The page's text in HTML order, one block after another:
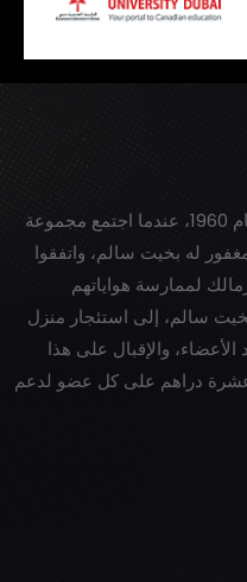
يعود تاريخ تأسيس نادي الوصل إلى عام 1960، عندما اجتمع مجموعة
له بخيت سالم، واتفقوا
لممارسة هواياتهم
سالم، إلى استئجار منزل
الأعضاء، والإقبال على هذا
عشرة دراهم على كل عضو لدعم